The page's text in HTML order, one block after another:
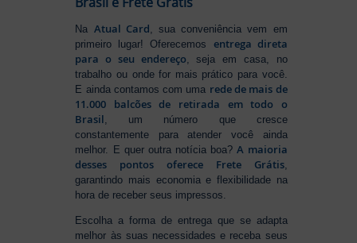
Na Atual Card, sua conveniência vem em
primeiro lugar! Oferecemos entrega direta
para o seu endereço, seja em casa, no
trabalho ou onde for mais prático para você.
E ainda contamos com uma rede de mais de
11.000 balcões de retirada em todo o
Brasil, um número que cresce
constantemente para atender você ainda
melhor. E quer outra notícia boa?A maioria
desses pontos oferece Frete Grátis,
garantindo mais economia e flexibilidade na
hora de receber seus impressos.
Escolha a forma de entrega que se adapta
melhor às suas necessidades e receba seus